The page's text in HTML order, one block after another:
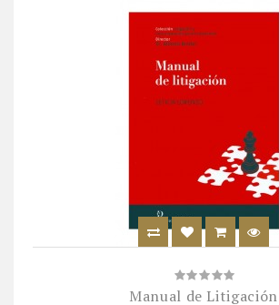
Manual de Litigación